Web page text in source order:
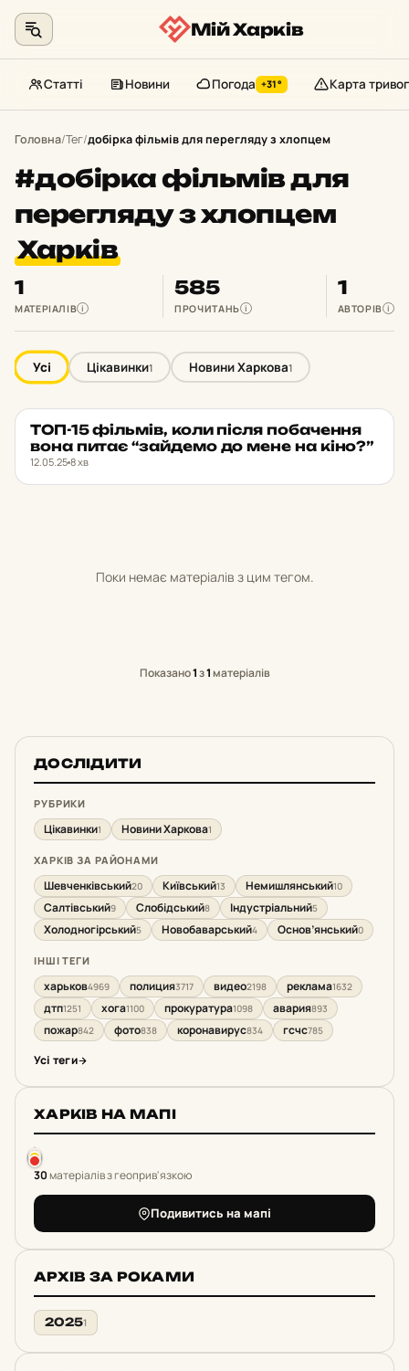
Мій Харків
Статті Новини Погода +31° Карта тривог
Головна/Тег/добірка фільмів для перегляду з хлопцем
#добірка фільмів для
перегляду з хлопцем
Харків
1
МАТЕРІАЛІВ i
585
ПРОЧИТАНЬ i
1
АВТОРІВ i
Усі Цікавинки1 Новини Харкова1
НОВИНИ ХАРКОВА ★ ОБРАНЕ
ТОП-15 філь­мів, коли після по­ба­чен­ня
вона питає “зай­де­мо до мене на кіно?”
12.05.25 8 хв
Поки немає матеріалів з цим тегом.
Показано1з1матеріалів
ДОСЛІДИТИ
РУБРИКИ
Цікавинки1 Новини Харкова1
ХАРКІВ ЗА РАЙОНАМИ
Шевченківський20 Київський13 Немишлянський10
Салтівський9 Слобідський8 Індустріальний5
Холодногірський5 Новобаварський4 Основ’янський0
ІНШІ ТЕГИ
харьков4969 полиция3717 видео2198 реклама1632
дтп1251 хога1100 прокуратура1098 авария893
пожар842 фото838 коронавирус834 гсчс785
Усі теги
ХАРКІВ НА МАПІ
30матеріалів з геоприв'язкою
Подивитись на мапі
АРХІВ ЗА РОКАМИ
20251